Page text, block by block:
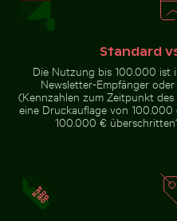
Knospe einer Seerose zwischen
Seerosenblättern im Teich
CN Tower und Skyline
CN Tower und Skyline von
Toronto vom Ontariosee
Modischer Mann auf
Standard
Die Nutzung bis 100.000 ist
Newsletter-Empfänger
(Kennzahlen zum Zeitpunkt
eine Druckauflage von
100.000 €